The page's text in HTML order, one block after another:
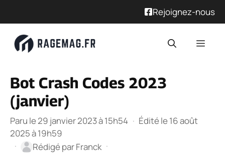
Rejoignez-nous
Bot Crash Codes 2023
(janvier)
Paru le 29 janvier 2023 à 15h54 · Édité le 16 août
2025 à 19h59
·
Rédigé parFranck ·